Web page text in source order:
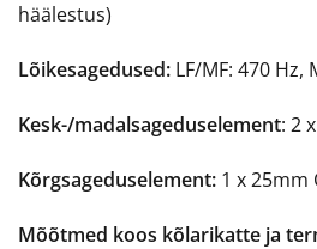
häälestus)
Lõikesagedused: LF/MF: 470 Hz,
Kesk-/madalsageduselement: 2
Kõrgsageduselement: 1 x 25mm
Mõõtmed koos kõlarikatte ja